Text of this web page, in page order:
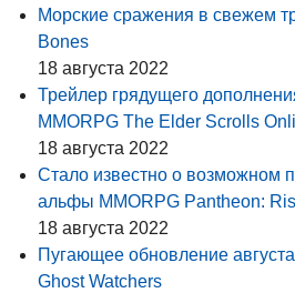
Морские сражения в свежем
Bones
18 августа 2022
Трейлер грядущего
MMORPG The Elder Scrolls
18 августа 2022
Стало известно о возможном
альфы MMORPG Pantheon:
18 августа 2022
Пугающее обновление
Ghost Watchers